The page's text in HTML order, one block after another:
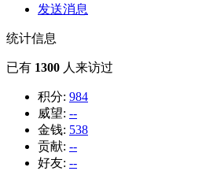
发送消息
统计信息
已有 1300 人来访过
积分: 984
威望: --
金钱: 538
贡献: --
好友: --